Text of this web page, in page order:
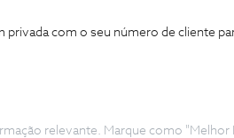
com o seu número de cliente
relevante. Marque como "Melhor